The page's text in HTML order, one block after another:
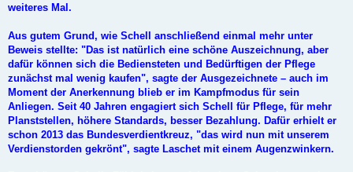
weiteres Mal.
Aus gutem Grund, wie Schell anschließend einmal mehr unter
Beweis stellte: "Das ist natürlich eine schöne Auszeichnung, aber
dafür können sich die Bediensteten und Bedürftigen der Pflege
zunächst mal wenig kaufen", sagte der Ausgezeichnete – auch im
Moment der Anerkennung blieb er im Kampfmodus für sein
Anliegen. Seit 40 Jahren engagiert sich Schell für Pflege, für mehr
Planststellen, höhere Standards, besser Bezahlung. Dafür erhielt er
schon 2013 das Bundesverdientkreuz, "das wird nun mit unserem
Verdienstorden gekrönt", sagte Laschet mit einem Augenzwinkern.